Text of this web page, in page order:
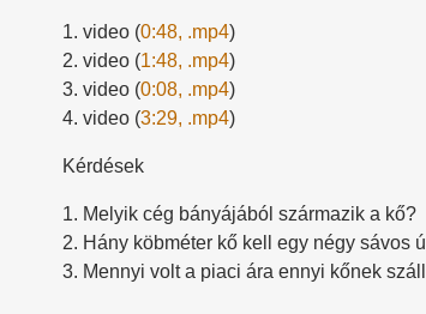
1. video (0:48, .mp4)
2. video (1:48, .mp4)
3. video (0:08, .mp4)
4. video (3:29, .mp4)
Kérdések
1. Melyik cég bányájából származik a kő?
2. Hány köbméter kő kell egy négy sávos
3. Mennyi volt a piaci ára ennyi kőnek